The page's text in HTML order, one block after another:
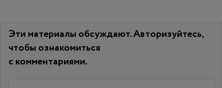
Эти материалы обсуждают. Авторизуйтесь,
чтобы ознакомиться
с комментариями.